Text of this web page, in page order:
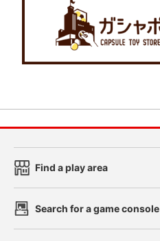
Find a play area
Search for a game console